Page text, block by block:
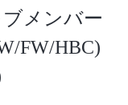
ブメンバー
FW/HBC)